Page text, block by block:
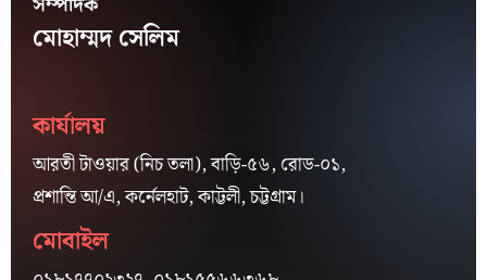
মোহাম্মদ সেলিম
কার্যালয়
আরতী টাওয়ার (নিচ তলা), বাড়ি-৫৬, রোড-০১,
প্রশান্তি আ/এ, কর্নেলহাট, কাট্টলী, চট্টগ্রাম।
মোবাইল